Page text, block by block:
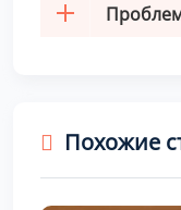
Похожие